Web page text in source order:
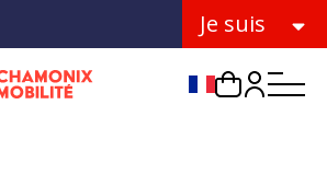
Je suis
Choix de la